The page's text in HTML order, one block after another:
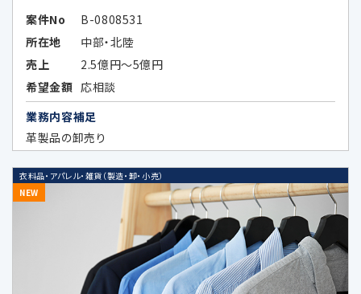
お客様ご本人が同意されている場合
法令などの定めにより開示が必要な場
合
当社が第三者に本ポリシーに定める利
用目的の達成に必要な範囲内において
個人データの取扱いの全部又は一部を
め秘密保持の義務を負わせている場合
データのハッシュ化、統計化の方法等に
より特定の個人を識別できない形式に加
工したデータまたは統計情報（統計デー
タ）として提供する場合
案件No
B-0808531
所在地
中部・北陸
売上
2.5億円～5億円
希望金額 応相談
業務内容補足
革製品の卸売り
衣料品・アパレル・雑貨（製造・卸・小売）
NEW